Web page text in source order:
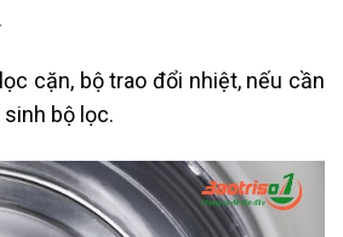
cặn, bộ trao đổi nhiệt, nếu cần
bộ lọc.